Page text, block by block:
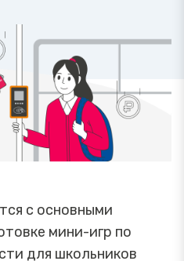
с основными
мини-игр по
для школьников